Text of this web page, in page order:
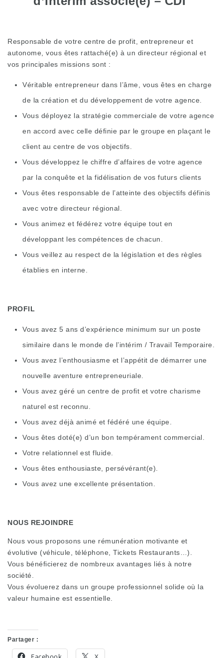
Responsable de votre centre de profit, entrepreneur et
autonome, vous êtes rattaché(e) à un directeur régional et
vos principales missions sont :
Véritable entrepreneur dans l’âme, vous êtes en charge
de la création et du développement de votre agence.
Vous déployez la stratégie commerciale de votre agence
en accord avec celle définie par le groupe en plaçant le
client au centre de vos objectifs.
Vous développez le chiffre d’affaires de votre agence
par la conquête et la fidélisation de vos futurs clients
Vous êtes responsable de l’atteinte des objectifs définis
avec votre directeur régional.
Vous animez et fédérez votre équipe tout en
développant les compétences de chacun.
Vous veillez au respect de la législation et des règles
établies en interne.
PROFIL
Vous avez 5 ans d’expérience minimum sur un poste
similaire dans le monde de l’intérim / Travail Temporaire.
Vous avez l’enthousiasme et l’appétit de démarrer une
nouvelle aventure entrepreneuriale.
Vous avez géré un centre de profit et votre charisme
naturel est reconnu.
Vous avez déjà animé et fédéré une équipe.
Vous êtes doté(e) d’un bon tempérament commercial.
Votre relationnel est fluide.
Vous êtes enthousiaste, persévérant(e).
Vous avez une excellente présentation.
NOUS REJOINDRE
Nous vous proposons une rémunération motivante et
évolutive (véhicule, téléphone, Tickets Restaurants…).
Vous bénéficierez de nombreux avantages liés à notre
société.
Vous évoluerez dans un groupe professionnel solide où la
valeur humaine est essentielle.
Partager :